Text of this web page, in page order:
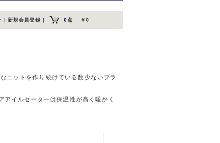
| 新規会員登録 | 0点 ￥0
ニットを作り続けている数少ないブラ
イルセーターは保温性が高く暖かく